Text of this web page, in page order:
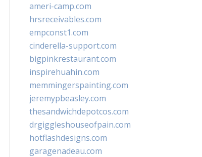
ameri-camp.com
hrsreceivables.com
empconst1.com
cinderella-support.com
bigpinkrestaurant.com
inspirehuahin.com
memmingerspainting.com
jeremypbeasley.com
thesandwichdepotcos.com
drgiggleshouseofpain.com
hotflashdesigns.com
garagenadeau.com